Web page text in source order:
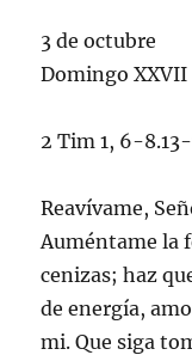
3 de octubre
Domingo XXVII
2 Tim 1, 6-
Reavívame,
Auméntame la
cenizas; haz
de energía,
mi. Que siga